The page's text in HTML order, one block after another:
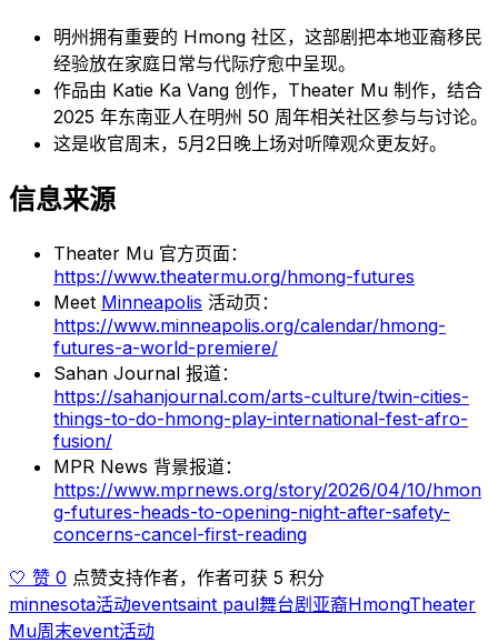
明州拥有重要的 Hmong 社区，这部剧把本地亚裔移民
经验放在家庭日常与代际疗愈中呈现。
作品由 Katie Ka Vang 创作，Theater Mu 制作，结合
2025 年东南亚人在明州 50 周年相关社区参与与讨论。
这是收官周末，5月2日晚上场对听障观众更友好。
信息来源
Theater Mu 官方页面：
https://www.theatermu.org/hmong-futures
Meet Minneapolis 活动页：
https://www.minneapolis.org/calendar/hmong-
futures-a-world-premiere/
Sahan Journal 报道：
https://sahanjournal.com/arts-culture/twin-cities-
things-to-do-hmong-play-international-fest-afro-
fusion/
MPR News 背景报道：
https://www.mprnews.org/story/2026/04/10/hmon
g-futures-heads-to-opening-night-after-safety-
concerns-cancel-first-reading
🤍 赞 0 点赞支持作者，作者可获 5 积分
minnesota活动eventsaint paul舞台剧亚裔HmongTheater
Mu周末event活动